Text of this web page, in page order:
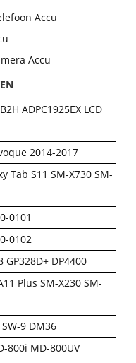
Accu
Accu
ADPC1925EX LCD
2014-2017
Tab S11 SM-X730 SM-
0101
0102
GP328D+ DP4400
Plus SM-X230 SM-
9 DM36
800i MD-800UV